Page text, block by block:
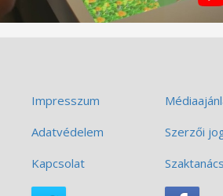
Impresszum
Adatvédelem
Szerzői
Kapcsolat